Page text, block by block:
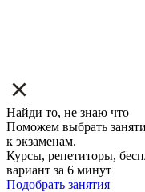
Найди то, не знаю что
Поможем выбрать
к экзаменам.
Курсы, репетиторы,
вариант за 6 минут
Подобрать занятия